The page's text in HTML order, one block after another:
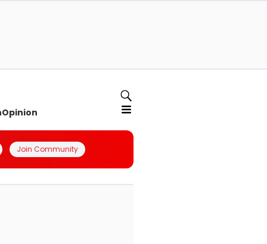
Opinion
Join Community